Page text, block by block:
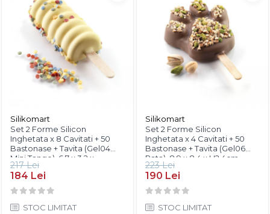
Silikomart
Set 2 Forme Silicon
Inghetata x 8 Cavitati + 50
Bastonase + Tavita (Gel04
Mini Tango), 6.7 x 3.2 x
H2.2cm, 36ml, Silikomart
217 Lei
184 Lei
STOC LIMITAT
Silikomart
Set 2 Forme Silicon
Inghetata x 4 Cavitati + 50
Bastonase + Tavita (Gel06
Pata), 8.9 x 8.4 x H2.4cm,
98ml, Silikomart
223 Lei
190 Lei
STOC LIMITAT